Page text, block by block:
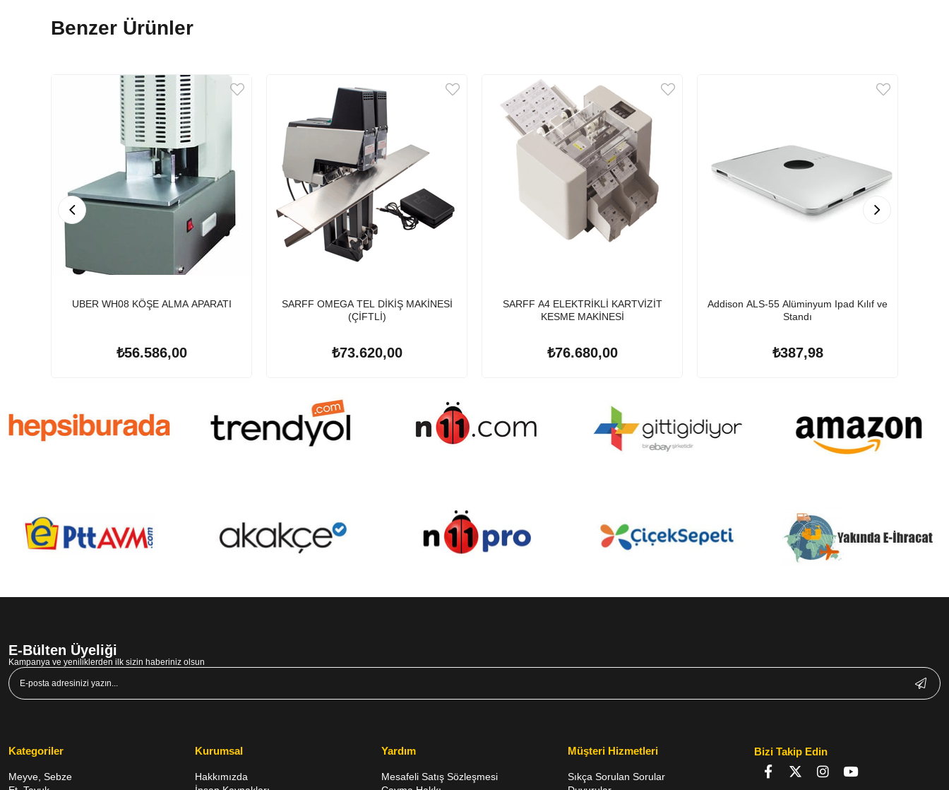
Benzer Ürünler
UBER WH08 KÖŞE ALMA APARATI
₺56.586,00
SARFF OMEGA TEL DİKİŞ MAKİNESİ
(ÇİFTLİ)
₺73.620,00
SARFF A4 ELEKTRİKLİ KARTVİZİT
KESME MAKİNESİ
₺76.680,00
Addison ALS-55 Alüminyum Ipad Kılıf ve
Standı
₺387,98
E-Bülten Üyeliği
Kampanya ve yeniliklerden ilk sizin haberiniz olsun
Kategoriler
Meyve, Sebze
Kurumsal
Hakkımızda
Yardım
Mesafeli Satış Sözleşmesi
Müşteri Hizmetleri
Sıkça Sorulan Sorular
Bizi Takip Edin